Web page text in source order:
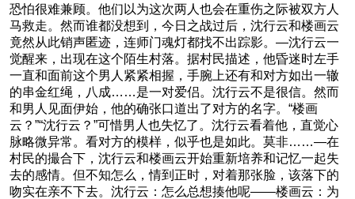
恐怕很难兼顾。他们以为这次两人也会在重伤之际被双方人
马救走。然而谁都没想到，今日之战过后，沈行云和楼画云
竟然从此销声匿迹，连师门魂灯都找不出踪影。—沈行云一
觉醒来，出现在这个陌生村落。据村民描述，他昏迷时左手
一直和面前这个男人紧紧相握，手腕上还有和对方如出一辙
的串金红绳，八成……是一对爱侣。沈行云不是很信。然而
和男人见面伊始，他的确张口道出了对方的名字。“楼画
云？”“沈行云？”可惜男人也失忆了。沈行云看着他，直觉心
脉略微异常。看对方的模样，似乎也是如此。莫非……—在
村民的撮合下，沈行云和楼画云开始重新培养和记忆一起失
去的感情。但不知怎么，情到正时，对着那张脸，该落下的
吻实在亲不下去。沈行云：怎么总想揍他呢——楼画云：为